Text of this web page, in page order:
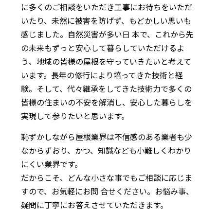
に多くのご相談をいただき工事にお待ちをいただ
いたり、未然に被害を防げず、もどかしい思いも
感じました。自然災害が多い日 本で、これから先
の未来もずっと安心して暮らしていただけるよ
う、地域の皆様の屋根を守っていきたいと考えて
います。長年の修行により培ってきた技術と経
験。そして、代々継承をしてきた技術力で多くの
皆様の住まいの不安を解消し、安心した暮らしを
実現して参りたいと思います。
恥ずかしながら屋根業界は不信感のある業者も少
なからずおり、かつ、知識なども小難しくわかり
にくい業界です。
だからこそ、どんな小さな事でもご相談に応じま
すので、お気軽にお問 合せください。お悩み事、
疑問に丁寧にお答えさせていただきます。